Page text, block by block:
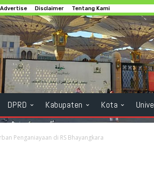
Advertise Disclaimer Tentang Kami
DPRD Kabupaten Kota
Penganiayaan di RS Bhayangkara